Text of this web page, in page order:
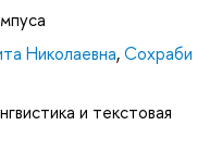
Николаевна,Сохраби
и текстовая